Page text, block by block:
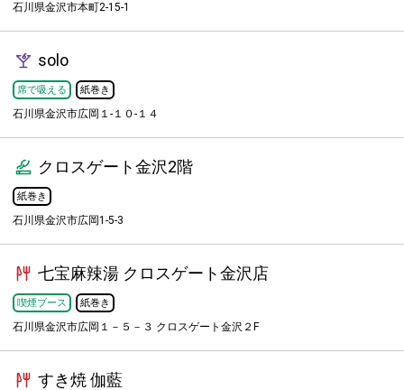
石川県金沢市本町2-15-1
solo
席で吸える 紙巻き
石川県金沢市広岡１-１０-１４
クロスゲート金沢2階
紙巻き
石川県金沢市広岡1-5-3
七宝麻辣湯 クロスゲート金沢店
喫煙ブース 紙巻き
石川県金沢市広岡１－５－３ クロスゲート金沢２F
すき焼 伽藍